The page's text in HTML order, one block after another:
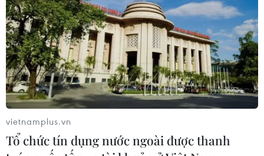
THỦY
Sở hữu trí tuệ
Quy định sử dụng
RSS
Hỗ trợ
Ngôn ngữ
TTXVN
Dịch vụ tin
Quảng cáo
Liên hệ
vietnamplus.vn
Tổ chức tín dụng nước ngoài được thanh